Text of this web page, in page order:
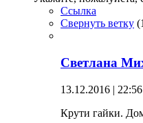
Ссылка
Свернуть ветку (
Светлана
13.12.2016 | 22:56
Крути гайки.